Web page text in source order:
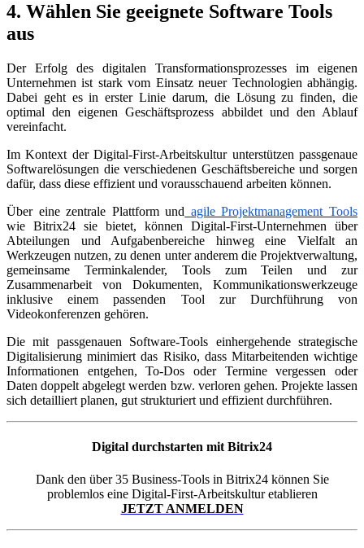
4. Wählen Sie geeignete Software Tools
aus
Der Erfolg des digitalen Transformationsprozesses im eigenen
Unternehmen ist stark vom Einsatz neuer Technologien abhängig.
Dabei geht es in erster Linie darum, die Lösung zu finden, die
optimal den eigenen Geschäftsprozess abbildet und den Ablauf
vereinfacht.
Im Kontext der Digital-First-Arbeitskultur unterstützen passgenaue
Softwarelösungen die verschiedenen Geschäftsbereiche und sorgen
dafür, dass diese effizient und vorausschauend arbeiten können.
Über eine zentrale Plattform und agile Projektmanagement Tools
wie Bitrix24 sie bietet, können Digital-First-Unternehmen über
Abteilungen und Aufgabenbereiche hinweg eine Vielfalt an
Werkzeugen nutzen, zu denen unter anderem die Projektverwaltung,
gemeinsame Terminkalender, Tools zum Teilen und zur
Zusammenarbeit von Dokumenten, Kommunikationswerkzeuge
inklusive einem passenden Tool zur Durchführung von
Videokonferenzen gehören.
Die mit passgenauen Software-Tools einhergehende strategische
Digitalisierung minimiert das Risiko, dass Mitarbeitenden wichtige
Informationen entgehen, To-Dos oder Termine vergessen oder
Daten doppelt abgelegt werden bzw. verloren gehen. Projekte lassen
sich detailliert planen, gut strukturiert und effizient durchführen.
Digital durchstarten mit Bitrix24
Dank den über 35 Business-Tools in Bitrix24 können Sie
problemlos eine Digital-First-Arbeitskultur etablieren
JETZT ANMELDEN